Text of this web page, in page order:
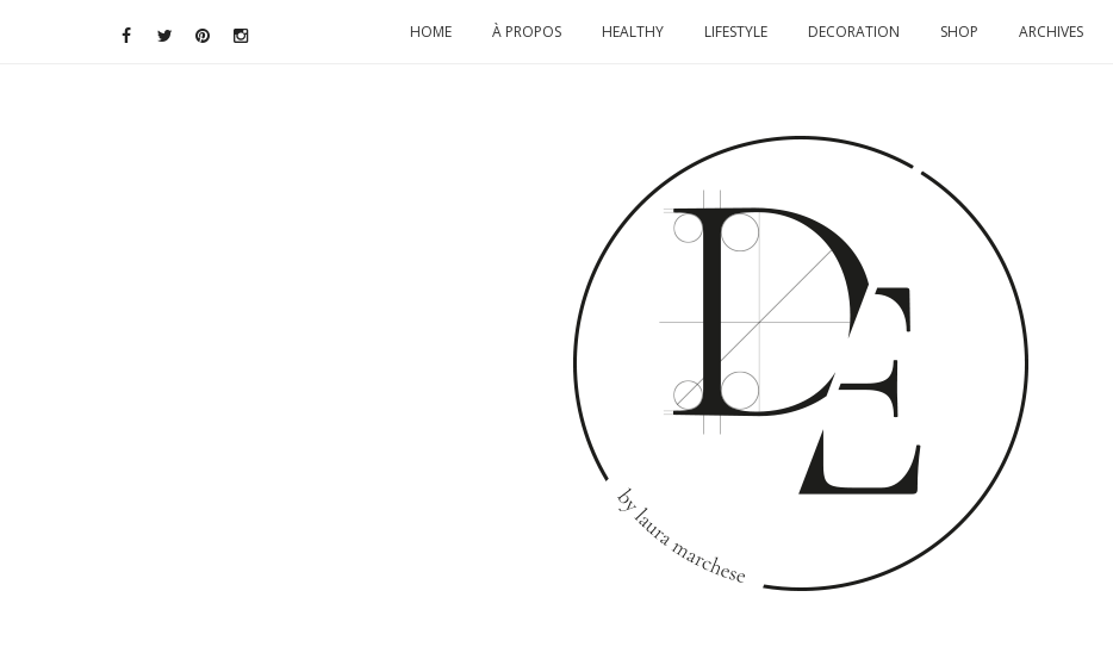
HOME À PROPOS HEALTHY LIFESTYLE DECORATION SHOP ARCHIVES
DOMINO
EFFECT